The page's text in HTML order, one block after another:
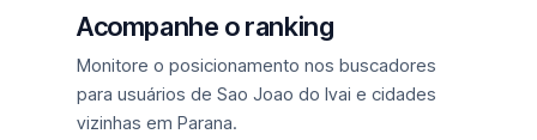
Acompanhe o ranking
Monitore o posicionamento nos buscadores
para usuários de Sao Joao do Ivai e cidades
vizinhas em Parana.